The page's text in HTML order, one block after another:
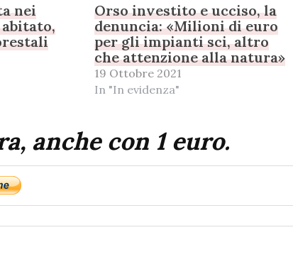
nei
Orso investito e ucciso, la
denuncia: «Milioni di euro
per gli impianti sci, altro
che attenzione alla natura»
19 Ottobre 2021
In "In evidenza"
anche con 1 euro.